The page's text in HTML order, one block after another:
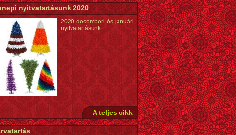
nyitvatartásunk 2020
2020 decemberi és januári
nyitvatartásunk
A teljes cikk